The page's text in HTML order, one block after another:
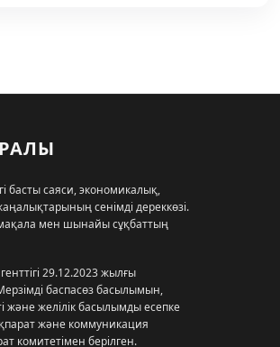
басты саяси, экономикалық,
сенімді дереккөзі.
мен шынайы сұқбаттың
29.12.2023 жылғы
баспасөз басылымын,
және желілік басылымды есепке
және коммуникация
комитетімен берілген.